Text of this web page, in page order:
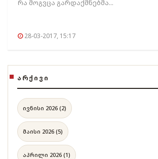
რა მოგვცა გარდაქმნებმა...
28-03-2017, 15:17
ᲐᲠᲥᲘᲕᲘ
ივნისი 2026 (2)
მაისი 2026 (5)
აპრილი 2026 (1)